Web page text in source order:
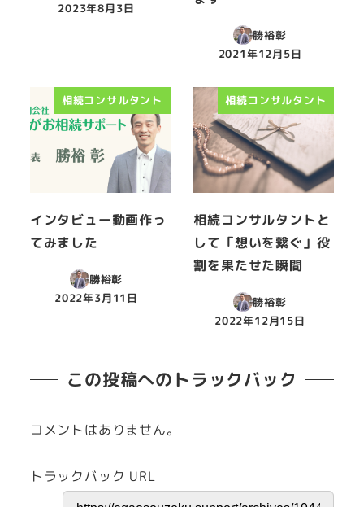
投稿日
2023年8月3日
勝裕彰
投稿日
2021年12月5日
相続コンサルタント
インタビュー動画作っ
てみました
勝裕彰
投稿日
2022年3月11日
相続コンサルタント
相続コンサルタントと
して「想いを繋ぐ」役
割を果たせた瞬間
勝裕彰
投稿日
2022年12月15日
この投稿へのトラックバック
コメントはありません。
トラックバック URL